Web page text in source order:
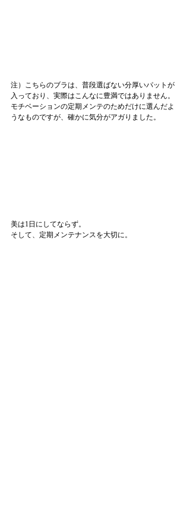
注）こちらのブラは、普段選ばない分厚いパットが
入っており、実際はこんなに豊満ではありません。
モチベーションの定期メンテのためだけに選んだよ
うなものですが、確かに気分がアガりました。
美は1日にしてならず。
そして、定期メンテナンスを大切に。